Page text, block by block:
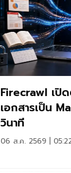
Firecrawl เปิ
เอกสารเป็น
วินาที
06 ส.ค. 2569 |